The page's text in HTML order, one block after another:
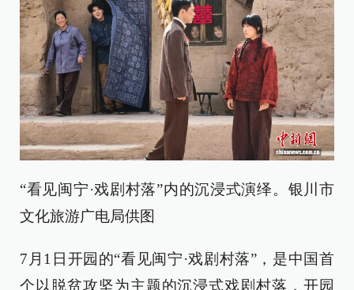
“看见闽宁·戏剧村落”内的沉浸式演绎。银川市
文化旅游广电局供图
7月1日开园的“看见闽宁·戏剧村落”，是中国首
个以脱贫攻坚为主题的沉浸式戏剧村落，开园